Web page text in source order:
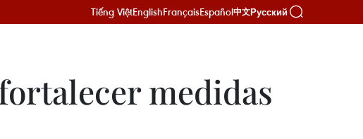
Tiếng ViệtEnglishFrançaisEspañol中文Русский
medidas